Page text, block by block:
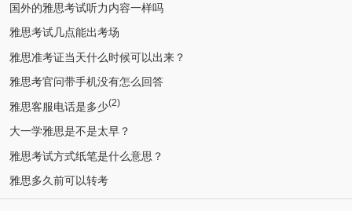
国外的雅思考试听力内容一样吗
雅思考试几点能出考场
雅思准考证当天什么时候可以出来？
雅思考官问带手机没有怎么回答
雅思客服电话是多少(2)
大一学雅思是不是太早？
雅思考试方式纸笔是什么意思？
雅思多久前可以转考